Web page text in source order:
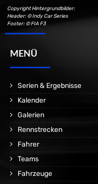
Copyright Hintergrundbilder:
Header: © Indy Car Series
Footer: © FIA F3
MENÜ
Serien & Ergebnisse
Kalender
Galerien
Rennstrecken
Fahrer
Teams
Fahrzeuge